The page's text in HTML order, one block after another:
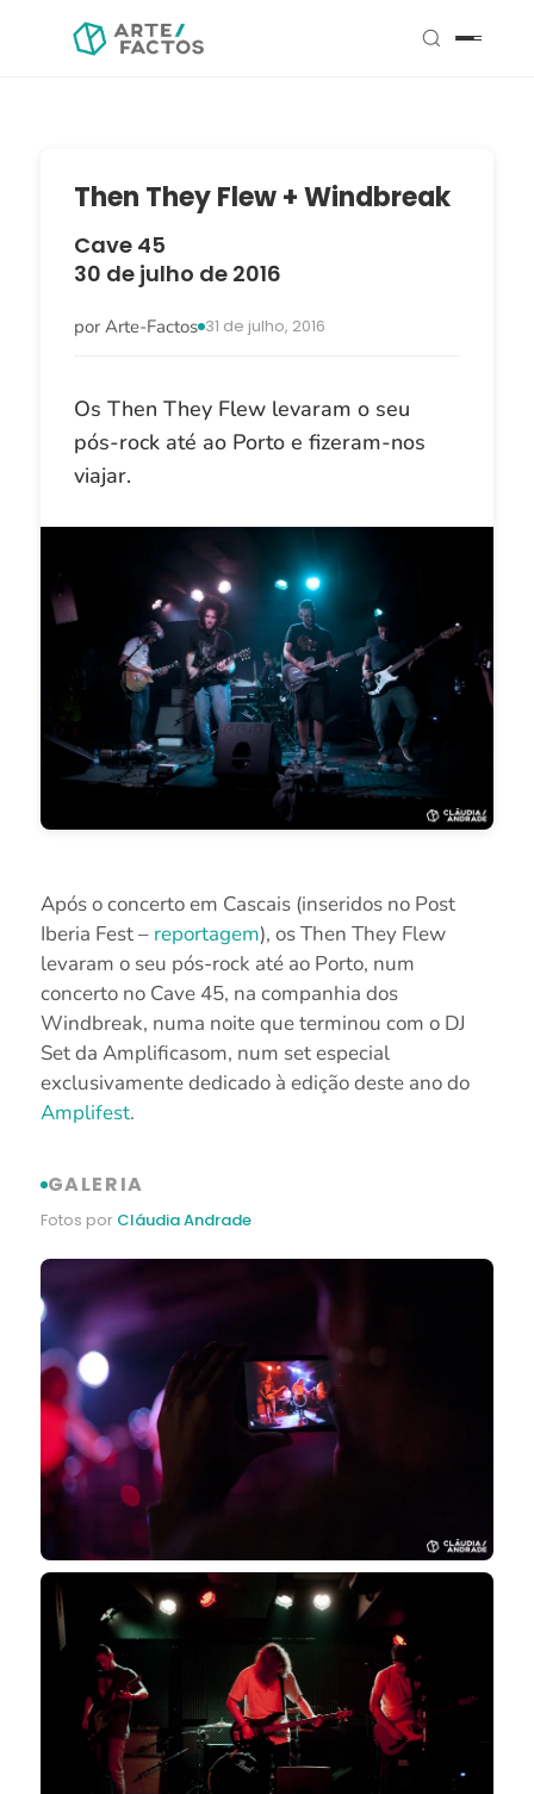
Then They Flew + Windbreak
Cave 45
30 de julho de 2016
por Arte-Factos 31 de julho, 2016
Os Then They Flew levaram o seu
pós-rock até ao Porto e fizeram-nos
viajar.
Após o concerto em Cascais (inseridos no Post
Iberia Fest – reportagem), os Then They Flew
levaram o seu pós-rock até ao Porto, num
concerto no Cave 45, na companhia dos
Windbreak, numa noite que terminou com o DJ
Set da Amplificasom, num set especial
exclusivamente dedicado à edição deste ano do
Amplifest.
GALERIA
Fotos por Cláudia Andrade